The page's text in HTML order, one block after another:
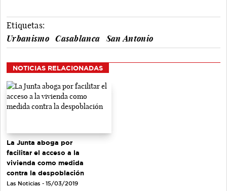
Etiquetas:
Urbanismo
Casablanca San Antonio
NOTICIAS RELACIONADAS
La Junta aboga por
facilitar el acceso a la
vivienda como medida
contra la despoblación
Las Noticias - 15/03/2019